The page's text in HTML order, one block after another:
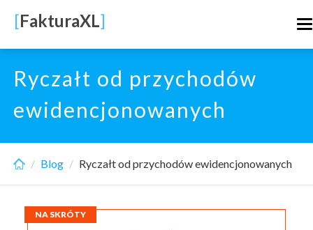
main
content
[FakturaXL]
Ryczałt od przychodów
ewidencjonowanych
Blog Ryczałt od przychodów ewidencjonowanych
NA SKRÓTY